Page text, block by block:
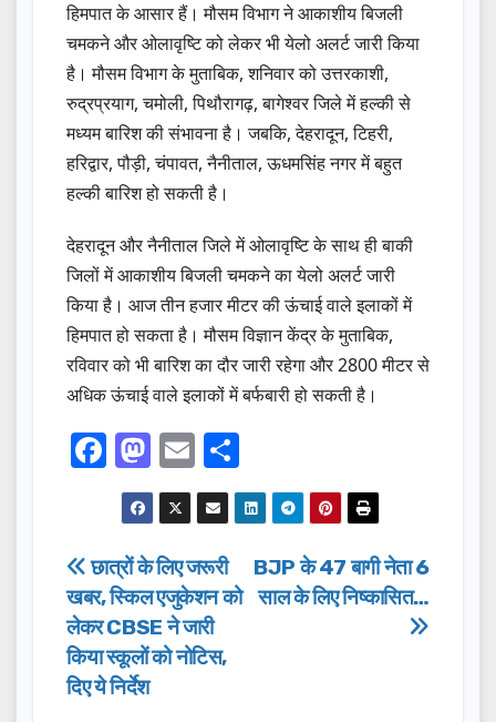
हिमपात के आसार हैं। मौसम विभाग ने आकाशीय बिजली
चमकने और ओलावृष्टि को लेकर भी येलो अलर्ट जारी किया
है। मौसम विभाग के मुताबिक, शनिवार को उत्तरकाशी,
रुद्रप्रयाग, चमोली, पिथौरागढ़, बागेश्वर जिले में हल्की से
मध्यम बारिश की संभावना है। जबकि, देहरादून, टिहरी,
हरिद्वार, पौड़ी, चंपावत, नैनीताल, ऊधमसिंह नगर में बहुत
हल्की बारिश हो सकती है।
देहरादून और नैनीताल जिले में ओलावृष्टि के साथ ही बाकी
जिलों में आकाशीय बिजली चमकने का येलो अलर्ट जारी
किया है। आज तीन हजार मीटर की ऊंचाई वाले इलाकों में
हिमपात हो सकता है। मौसम विज्ञान केंद्र के मुताबिक,
रविवार को भी बारिश का दौर जारी रहेगा और 2800 मीटर से
अधिक ऊंचाई वाले इलाकों में बर्फबारी हो सकती है।
F
a
c
e
b
o
o
k
M
a
st
o
d
o
n
E
m
ail
h
ar
e
Post
navigation
BJP के 47 बागी नेता 6
साल के लिए निष्कासित…
छात्रों के लिए जरूरी
खबर, स्किल एजुकेशन को
लेकर CBSE ने जारी
किया स्कूलों को नोटिस,
दिए ये निर्देश